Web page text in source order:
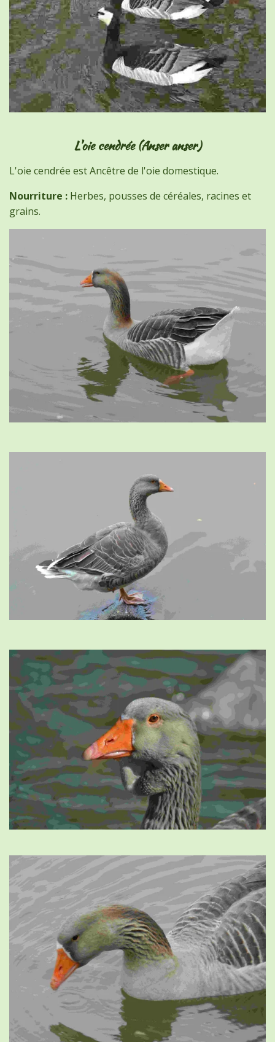
L'oie cendrée (Anser anser)
L'oie cendrée est Ancêtre de l'oie domestique.
Nourriture : Herbes, pousses de céréales, racines et
grains.